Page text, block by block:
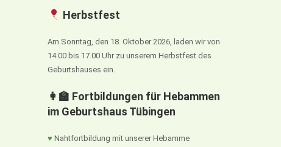
Herbstfest
Am Sonntag, den 18. Oktober 2026, laden wir von
14.00 bis 17.00 Uhr zu unserem Herbstfest des
Geburtshauses ein.
👩‍🏫 Fortbildungen für Hebammen
im Geburtshaus Tübingen
♥ Nahtfortbildung mit unserer Hebamme